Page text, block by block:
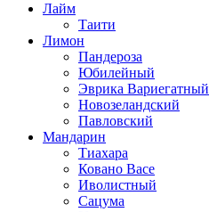
Лайм
Таити
Лимон
Пандероза
Юбилейный
Эврика Вариегатный
Новозеландский
Павловский
Мандарин
Тиахара
Ковано Васе
Иволистный
Сацума